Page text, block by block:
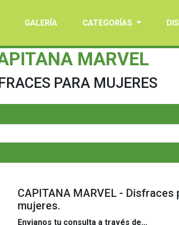
GALERÍA CATEGORÍAS
MARVEL
PARA MUJERES
CAPITANA MARVEL - Disfraces
mujeres.
Envianos tu consulta a través de...